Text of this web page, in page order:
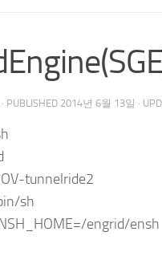
· PUBLISHED 2014년 6월 13일 ·
tunnelride2
sh
engrid/ensh